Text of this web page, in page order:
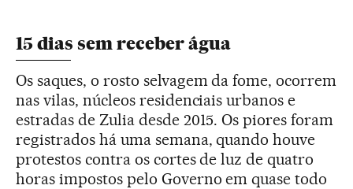
15 dias sem receber água
Os saques, o rosto selvagem da fome, ocorrem
nas vilas, núcleos residenciais urbanos e
estradas de Zulia desde 2015. Os piores foram
registrados há uma semana, quando houve
protestos contra os cortes de luz de quatro
horas impostos pelo Governo em quase todo